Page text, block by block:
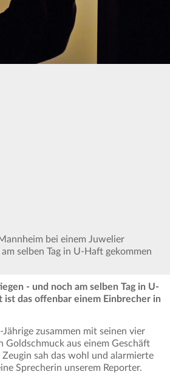
bei einem Juwelier
selben Tag in U-Haft gekommen
- und noch am selben Tag in U-
ist das offenbar einem Einbrecher in
zusammen mit seinen vier
Goldschmuck aus einem Geschäft
sah das wohl und alarmierte
Sprecherin unserem Reporter.